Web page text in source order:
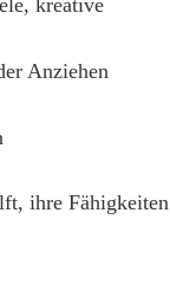
kreative
Anziehen
ihre Fähigkeiten